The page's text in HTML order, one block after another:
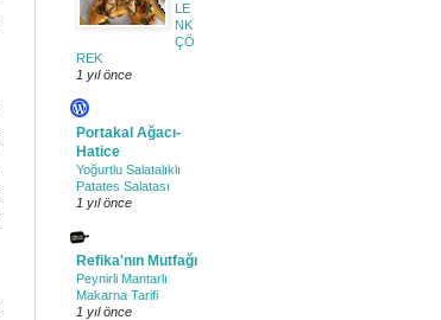
LE
NK
ÇÖ
REK
1 yıl önce
Portakal Ağacı-
Hatice
Yoğurtlu Salatalıklı
Patates Salatası
1 yıl önce
Refika'nın Mutfağı
Peynirli Mantarlı
Makarna Tarifi
1 yıl önce